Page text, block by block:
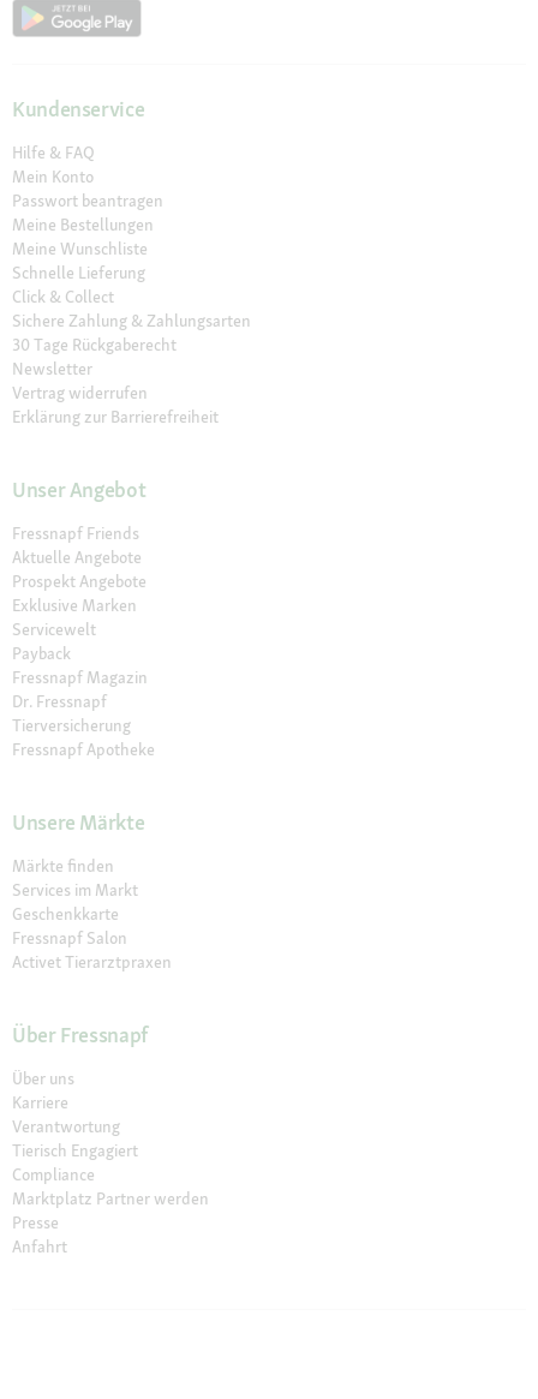
Kundenservice
Hilfe & FAQ
Mein Konto
Passwort beantragen
Meine Bestellungen
Meine Wunschliste
Schnelle Lieferung
Click & Collect
Sichere Zahlung & Zahlungsarten
30 Tage Rückgaberecht
Newsletter
Vertrag widerrufen
Erklärung zur Barrierefreiheit
Unser Angebot
Fressnapf Friends
Aktuelle Angebote
Prospekt Angebote
Exklusive Marken
Servicewelt
Payback
Fressnapf Magazin
Dr. Fressnapf
Tierversicherung
Fressnapf Apotheke
Unsere Märkte
Märkte finden
Services im Markt
Geschenkkarte
Fressnapf Salon
Activet Tierarztpraxen
Über Fressnapf
Über uns
Karriere
Verantwortung
Tierisch Engagiert
Compliance
Marktplatz Partner werden
Presse
Anfahrt